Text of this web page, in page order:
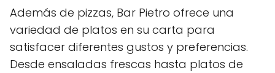
Además de pizzas, Bar Pietro ofrece una
variedad de platos en su carta para
satisfacer diferentes gustos y preferencias.
Desde ensaladas frescas hasta platos de